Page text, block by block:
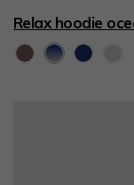
Relax hoodie